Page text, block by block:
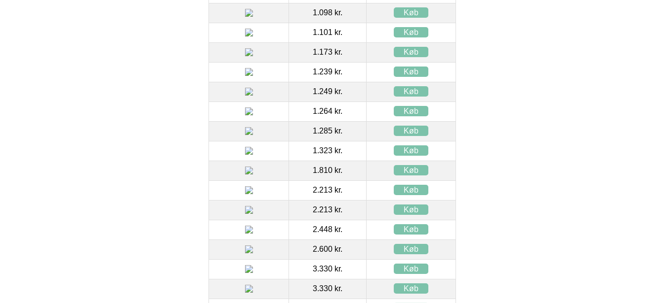
1.098 kr. Køb
1.101 kr. Køb
1.173 kr. Køb
1.239 kr. Køb
1.249 kr. Køb
1.264 kr. Køb
1.285 kr. Køb
1.323 kr. Køb
1.810 kr. Køb
2.213 kr. Køb
2.213 kr. Køb
2.448 kr. Køb
2.600 kr. Køb
3.330 kr. Køb
3.330 kr. Køb